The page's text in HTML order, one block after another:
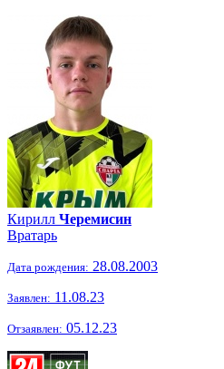
Кирилл Черемисин
Вратарь
Дата рождения: 28.08.2003
Заявлен: 11.08.23
Отзаявлен: 05.12.23